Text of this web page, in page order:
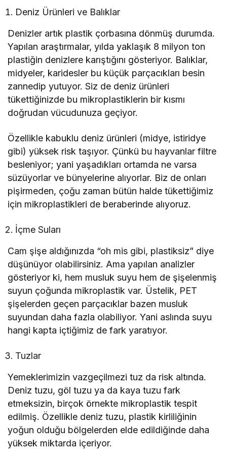
Deniz Ürünleri ve Balıklar
Denizler artık plastik çorbasına dönmüş durumda.
Yapılan araştırmalar, yılda yaklaşık 8 milyon ton
plastiğin denizlere karıştığını gösteriyor. Balıklar,
midyeler, karidesler bu küçük parçacıkları besin
zannedip yutuyor. Siz de deniz ürünleri
tükettiğinizde bu mikroplastiklerin bir kısmı
doğrudan vücudunuza geçiyor.
Özellikle kabuklu deniz ürünleri (midye, istiridye
gibi) yüksek risk taşıyor. Çünkü bu hayvanlar filtre
besleniyor; yani yaşadıkları ortamda ne varsa
süzüyorlar ve bünyelerine alıyorlar. Biz de onları
pişirmeden, çoğu zaman bütün halde tükettiğimiz
için mikroplastikleri de beraberinde alıyoruz.
İçme Suları
Cam şişe aldığınızda “oh mis gibi, plastiksiz” diye
düşünüyor olabilirsiniz. Ama yapılan analizler
gösteriyor ki, hem musluk suyu hem de şişelenmiş
suyun çoğunda mikroplastik var. Üstelik, PET
şişelerden geçen parçacıklar bazen musluk
suyundan daha fazla olabiliyor. Yani aslında suyu
hangi kapta içtiğimiz de fark yaratıyor.
Tuzlar
Yemeklerimizin vazgeçilmezi tuz da risk altında.
Deniz tuzu, göl tuzu ya da kaya tuzu fark
etmeksizin, birçok örnekte mikroplastik tespit
edilmiş. Özellikle deniz tuzu, plastik kirliliğinin
yoğun olduğu bölgelerden elde edildiğinde daha
yüksek miktarda içeriyor.